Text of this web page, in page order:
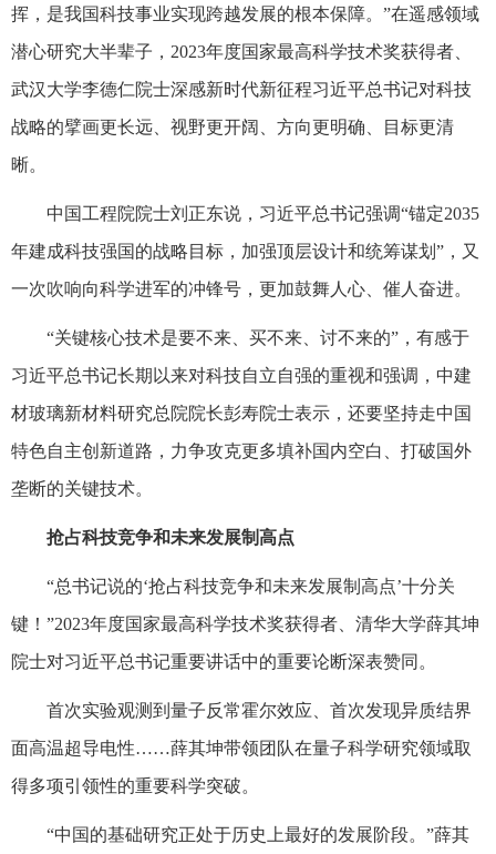
挥，是我国科技事业实现跨越发展的根本保障。”在遥感领域
潜心研究大半辈子，2023年度国家最高科学技术奖获得者、
武汉大学李德仁院士深感新时代新征程习近平总书记对科技
战略的擘画更长远、视野更开阔、方向更明确、目标更清
晰。
中国工程院院士刘正东说，习近平总书记强调“锚定2035
年建成科技强国的战略目标，加强顶层设计和统筹谋划”，又
一次吹响向科学进军的冲锋号，更加鼓舞人心、催人奋进。
“关键核心技术是要不来、买不来、讨不来的”，有感于
习近平总书记长期以来对科技自立自强的重视和强调，中建
材玻璃新材料研究总院院长彭寿院士表示，还要坚持走中国
特色自主创新道路，力争攻克更多填补国内空白、打破国外
垄断的关键技术。
抢占科技竞争和未来发展制高点
“总书记说的‘抢占科技竞争和未来发展制高点’十分关
键！”2023年度国家最高科学技术奖获得者、清华大学薛其坤
院士对习近平总书记重要讲话中的重要论断深表赞同。
首次实验观测到量子反常霍尔效应、首次发现异质结界
面高温超导电性……薛其坤带领团队在量子科学研究领域取
得多项引领性的重要科学突破。
“中国的基础研究正处于历史上最好的发展阶段。”薛其